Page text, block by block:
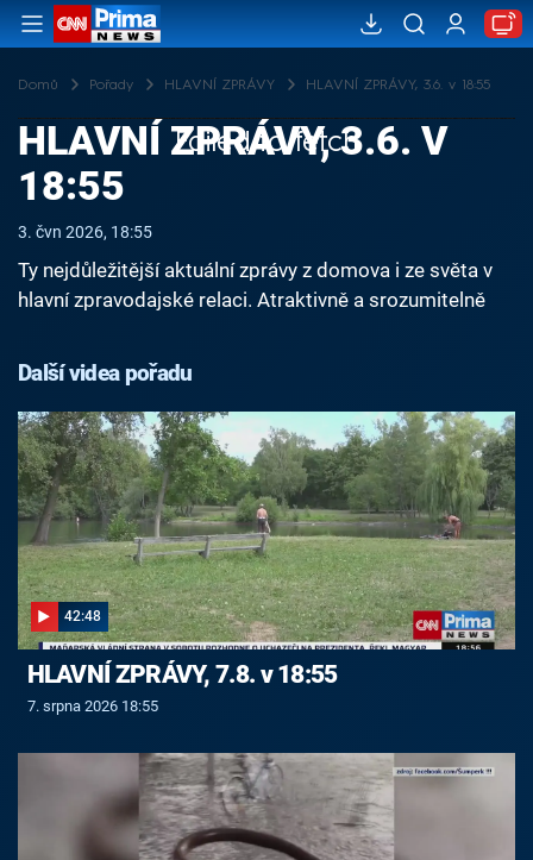
Domů Pořady HLAVNÍ ZPRÁVY HLAVNÍ ZPRÁVY, 3.6. v 18:55
Failed to fetch
HLAVNÍ ZPRÁVY, 3.6. V
18:55
3. čvn 2026, 18:55
Ty nejdůležitější aktuální zprávy z domova i ze světa v
hlavní zpravodajské relaci. Atraktivně a srozumitelně
Další videa pořadu
42:48
HLAVNÍ ZPRÁVY, 7.8. v 18:55
7. srpna 2026 18:55